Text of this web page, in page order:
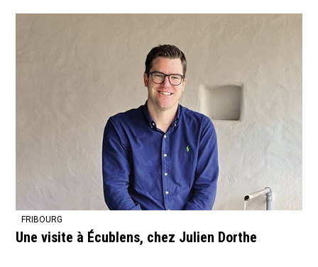
FRIBOURG
Une visite à Écublens, chez Julien Dorthe